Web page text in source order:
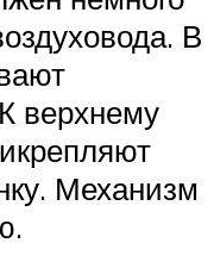
В
верхнему
Механизм